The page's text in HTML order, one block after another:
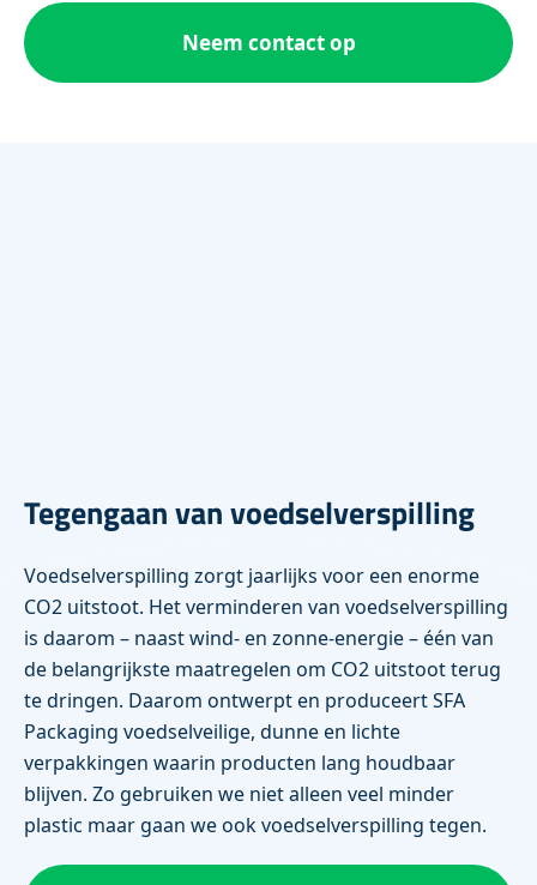
Neem contact op
Tegengaan van voedselverspilling
Voedselverspilling zorgt jaarlijks voor een enorme
CO2 uitstoot. Het verminderen van voedselverspilling
is daarom – naast wind- en zonne-energie – één van
de belangrijkste maatregelen om CO2 uitstoot terug
te dringen. Daarom ontwerpt en produceert SFA
Packaging voedselveilige, dunne en lichte
verpakkingen waarin producten lang houdbaar
blijven. Zo gebruiken we niet alleen veel minder
plastic maar gaan we ook voedselverspilling tegen.